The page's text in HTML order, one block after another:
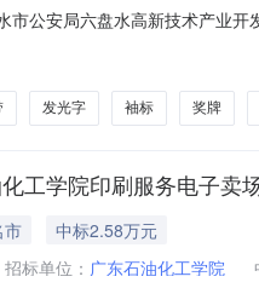
市公安局六盘水高新技术产业
墙、制度、宣传栏、奖牌、绶
发光字 袖标 奖牌
工学院印刷服务电子卖
市
中标2.58万元
招标单位： 广东石油化工学院